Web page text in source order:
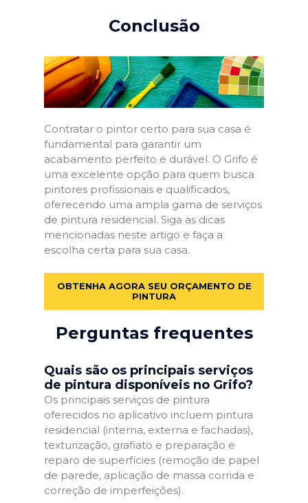
Conclusão
Contratar o pintor certo para sua casa é
fundamental para garantir um
acabamento perfeito e durável. O Grifo é
uma excelente opção para quem busca
pintores profissionais e qualificados,
oferecendo uma ampla gama de serviços
de pintura residencial. Siga as dicas
mencionadas neste artigo e faça a
escolha certa para sua casa.
OBTENHA AGORA SEU ORÇAMENTO DE
PINTURA
Perguntas frequentes
Quais são os principais serviços
de pintura disponíveis no Grifo?
Os principais serviços de pintura
oferecidos no aplicativo incluem pintura
residencial (interna, externa e fachadas),
texturização, grafiato e preparação e
reparo de superfícies (remoção de papel
de parede, aplicação de massa corrida e
correção de imperfeições).